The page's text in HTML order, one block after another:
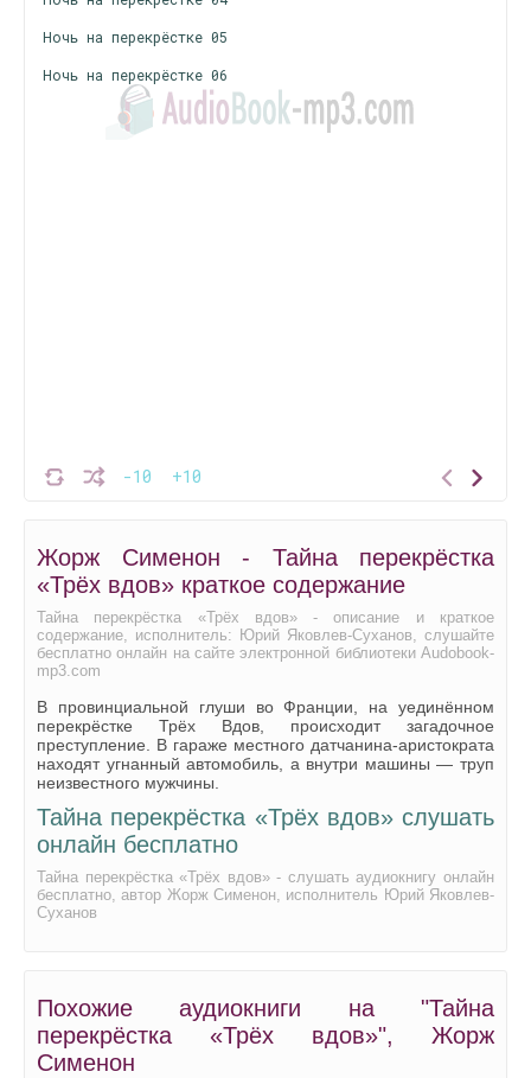
-10 +10
Ночь на перекрёстке 05
Ночь на перекрёстке 06
Жорж Сименон - Тайна перекрёстка
«Трёх вдов» краткое содержание
Тайна перекрёстка «Трёх вдов» - описание и краткое
содержание, исполнитель: Юрий Яковлев-Суханов, слушайте
бесплатно онлайн на сайте электронной библиотеки Audobook-
mp3.com
В провинциальной глуши во Франции, на уединённом
перекрёстке Трёх Вдов, происходит загадочное
преступление. В гараже местного датчанина-аристократа
находят угнанный автомобиль, а внутри машины — труп
неизвестного мужчины.
Тайна перекрёстка «Трёх вдов» слушать
онлайн бесплатно
Тайна перекрёстка «Трёх вдов» - слушать аудиокнигу онлайн
бесплатно, автор Жорж Сименон, исполнитель Юрий Яковлев-
Суханов
Похожие аудиокниги на "Тайна
перекрёстка «Трёх вдов»", Жорж
Сименон